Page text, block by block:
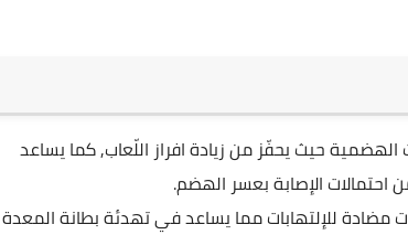
الهضمية حيث يحفّز من زيادة افراز اللّعاب, كما يساعد
الإصابة بعسر الهضم.
للإلتهابات مما يساعد في تهدئة بطانة المعدة